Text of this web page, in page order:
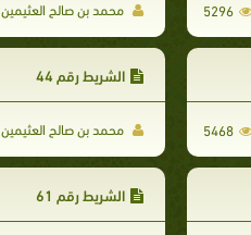
5296 محمد بن صالح العثيمين
5468
الشريط رقم 44
محمد بن صالح العثيمين
الشريط رقم 61